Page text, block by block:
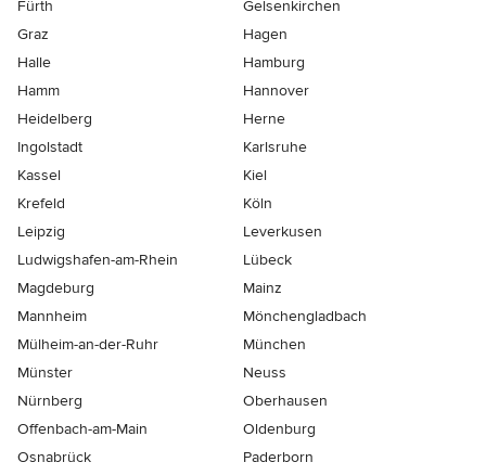
Fürth
Gelsenkirchen
Graz
Hagen
Halle
Hamburg
Hamm
Hannover
Heidelberg
Herne
Ingolstadt
Karlsruhe
Kassel
Kiel
Krefeld
Köln
Leipzig
Leverkusen
Ludwigshafen-am-Rhein
Lübeck
Magdeburg
Mainz
Mannheim
Mönchen­gladbach
Mülheim-an-der-Ruhr
München
Münster
Neuss
Nürnberg
Oberhausen
Offenbach-am-Main
Oldenburg
Osnabrück
Paderborn